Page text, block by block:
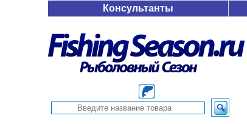
Консультанты